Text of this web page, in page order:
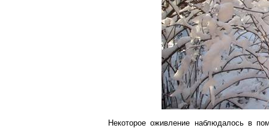
Некоторое оживление наблюдалось в